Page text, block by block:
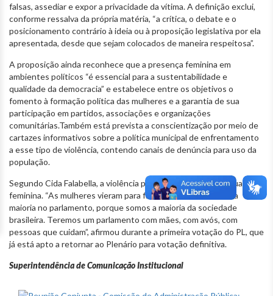
falsas, assediar e expor a privacidade da vítima. A definição exclui,
conforme ressalva da própria matéria, “a crítica, o debate e o
posicionamento contrário à ideia ou à proposição legislativa por ela
apresentada, desde que sejam colocados de maneira respeitosa”.
A proposição ainda reconhece que a presença feminina em
ambientes políticos “é essencial para a sustentabilidade e
qualidade da democracia” e estabelece entre os objetivos o
fomento à formação política das mulheres e a garantia de sua
participação em partidos, associações e organizações
comunitárias.Também está prevista a conscientização por meio de
cartazes informativos sobre a política municipal de enfrentamento
a esse tipo de violência, contendo canais de denúncia para uso da
população.
Segundo Cida Falabella, a violência política não vai parar a atuação
feminina. “As mulheres vieram para ficar. Nós seremos um dia
maioria no parlamento, porque somos a maioria da sociedade
brasileira. Teremos um parlamento com mães, com avós, com
pessoas que cuidam”, afirmou durante a primeira votação do PL, que
já está apto a retornar ao Plenário para votação definitiva.
Superintendência de Comunicação Institucional